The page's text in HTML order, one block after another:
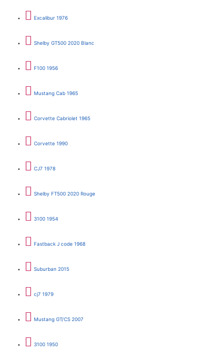
Excalibur 1976
Shelby GT500 2020 Blanc
F100 1956
Mustang Cab 1965
Corvette Cabriolet 1965
Corvette 1990
CJ7 1978
Shelby FT500 2020 Rouge
3100 1954
Fastback J code 1968
Suburban 2015
cj7 1979
Mustang GT/CS 2007
3100 1950